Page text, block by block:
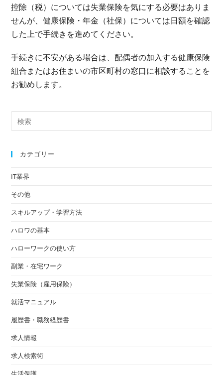
控除（税）については失業保険を気にする必要はありま
せんが、健康保険・年金（社保）については日額を確認
した上で手続きを進めてください。
手続きに不安がある場合は、配偶者の加入する健康保険
組合またはお住まいの市区町村の窓口に相談することを
お勧めします。
カテゴリー
IT業界
その他
スキルアップ・学習方法
ハロワの基本
ハローワークの使い方
副業・在宅ワーク
失業保険（雇用保険）
就活マニュアル
履歴書・職務経歴書
求人情報
求人検索術